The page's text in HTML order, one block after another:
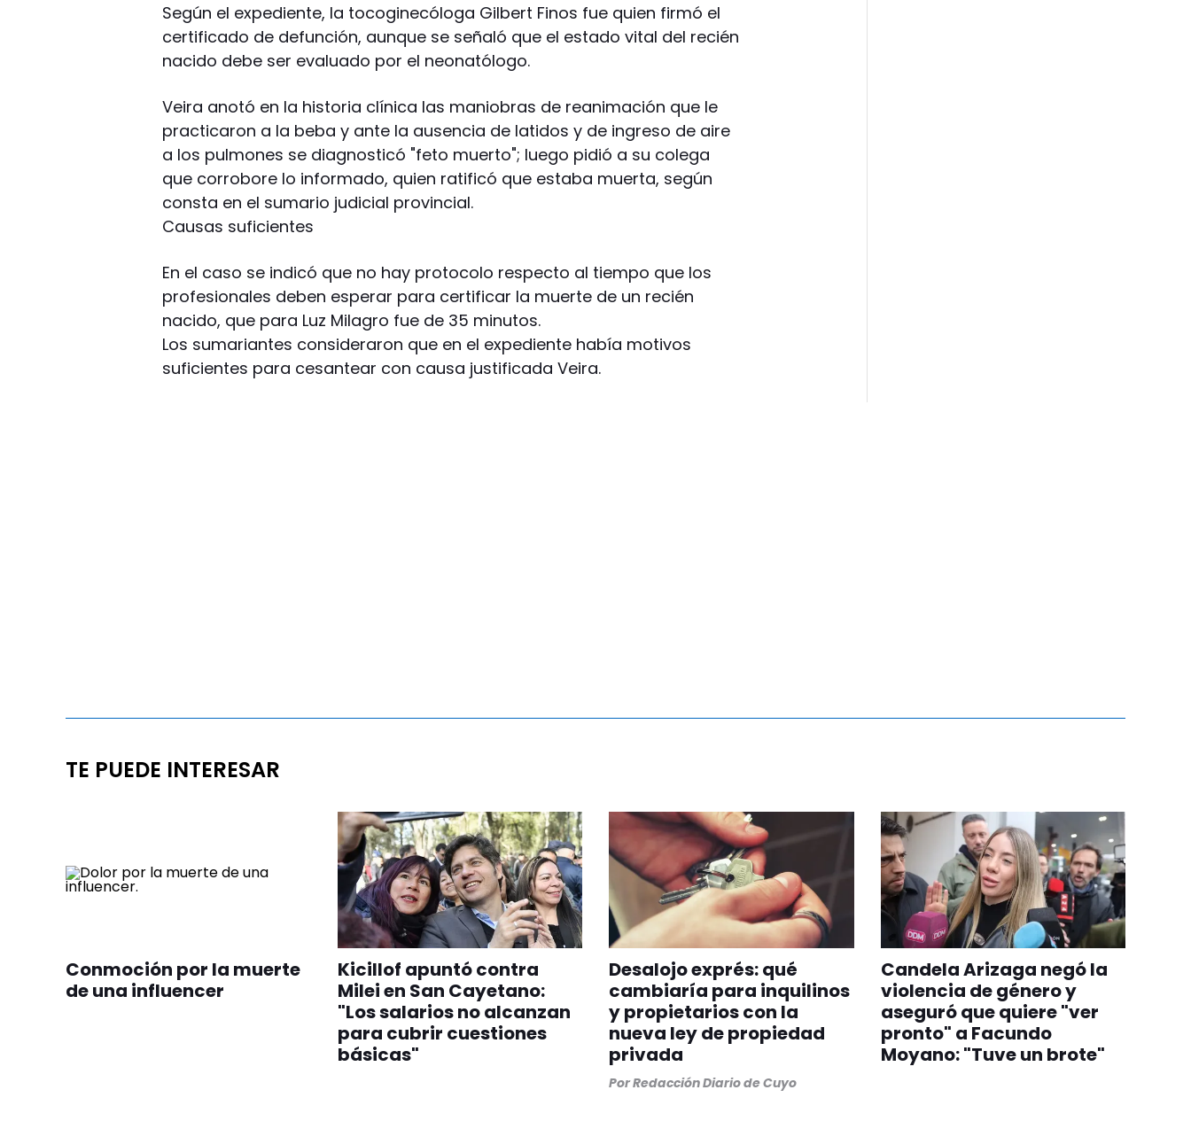
Según el expediente, la tocoginecóloga Gilbert Finos fue quien firmó el
certificado de defunción, aunque se señaló que el estado vital del recién
nacido debe ser evaluado por el neonatólogo.
Veira anotó en la historia clínica las maniobras de reanimación que le
practicaron a la beba y ante la ausencia de latidos y de ingreso de aire
a los pulmones se diagnosticó "feto muerto"; luego pidió a su colega
que corrobore lo informado, quien ratificó que estaba muerta, según
consta en el sumario judicial provincial.
Causas suficientes
En el caso se indicó que no hay protocolo respecto al tiempo que los
profesionales deben esperar para certificar la muerte de un recién
nacido, que para Luz Milagro fue de 35 minutos.
Los sumariantes consideraron que en el expediente había motivos
suficientes para cesantear con causa justificada Veira.
TE PUEDE INTERESAR
Conmoción por la muerte
de una influencer
Kicillof apuntó contra
Milei en San Cayetano:
"Los salarios no alcanzan
para cubrir cuestiones
básicas"
Desalojo exprés: qué
cambiaría para inquilinos
y propietarios con la
nueva ley de propiedad
privada
PorRedacción Diario de Cuyo
Candela Arizaga negó la
violencia de género y
aseguró que quiere "ver
pronto" a Facundo
Moyano: "Tuve un brote"